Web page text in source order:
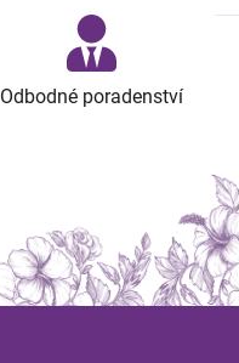
Odbodné poradenství